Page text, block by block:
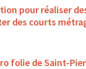
pour réaliser
des courts
folie de Saint-